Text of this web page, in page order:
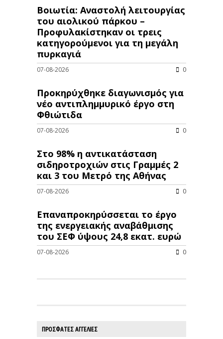
Βοιωτία: Αναστολή λειτουργίας
του αιολικού πάρκου –
Προφυλακίστηκαν οι τρεις
κατηγορούμενοι για τη μεγάλη
πυρκαγιά
07-08-2026 0
Προκηρύχθηκε διαγωνισμός για
νέo αντιπλημμυρικό έργο στη
Φθιώτιδα
07-08-2026 0
Στο 98% η αντικατάσταση
σιδηροτροχιών στις Γραμμές 2
και 3 του Μετρό της Αθήνας
07-08-2026 0
Επαναπροκηρύσσεται το έργο
της ενεργειακής αναβάθμισης
του ΣΕΦ ύψους 24,8 εκατ. ευρώ
07-08-2026 0
ΠΡΟΣΦΑΤΕΣ ΑΓΓΕΛΙΕΣ